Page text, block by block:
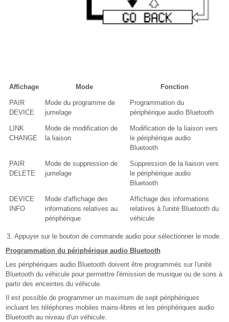
Affichage Mode Fonction
PAIR
DEVICE
Mode du programme de
jumelage
Programmation du
périphérique audio Bluetooth
LINK
CHANGE
Mode de modification de
la liaison
Modification de la liaison vers
le périphérique audio
Bluetooth
PAIR
DELETE
Mode de suppression de
jumelage
Suppression de la liaison vers
le périphérique audio
Bluetooth
DEVICE
INFO
Mode d'affichage des
informations relatives au
périphérique
Affichage des informations
relatives à l'unité Bluetooth du
véhicule
Appuyer sur le bouton de commande audio pour sélectionner le mode.
Programmation du périphérique audio Bluetooth
Les périphériques audio Bluetooth doivent être programmés sur l'unité
Bluetooth du véhicule pour permettre l'émission de musique ou de sons à
partir des enceintes du véhicule.
Il est possible de programmer un maximum de sept périphériques
incluant les téléphones mobiles mains-libres et les périphériques audio
Bluetooth au niveau d'un véhicule.